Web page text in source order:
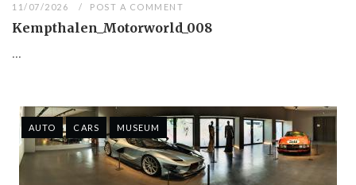
11/07/2026 POST A COMMENT
Kempthalen_Motorworld_008
...
AUTO CARS MUSEUM